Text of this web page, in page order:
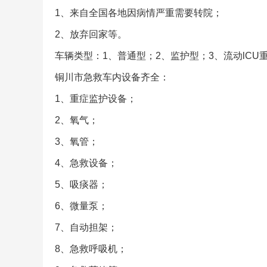
1、来自全国各地因病情严重需要转院；
2、放弃回家等。
车辆类型：1、普通型；2、监护型；3、流动lCU
铜川市急救车内设备齐全：
1、重症监护设备；
2、氧气；
3、氧管；
4、急救设备；
5、吸痰器；
6、微量泵；
7、自动担架；
8、急救呼吸机；